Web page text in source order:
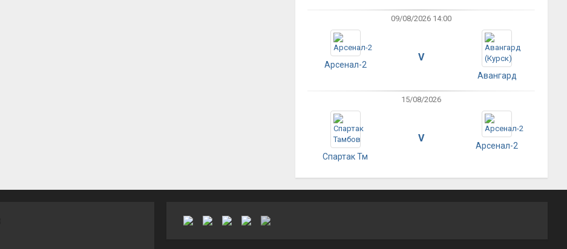
09/08/2026 14:00
Арсенал-2
V
Авангард
15/08/2026
Спартак Тм
V
Арсенал-2